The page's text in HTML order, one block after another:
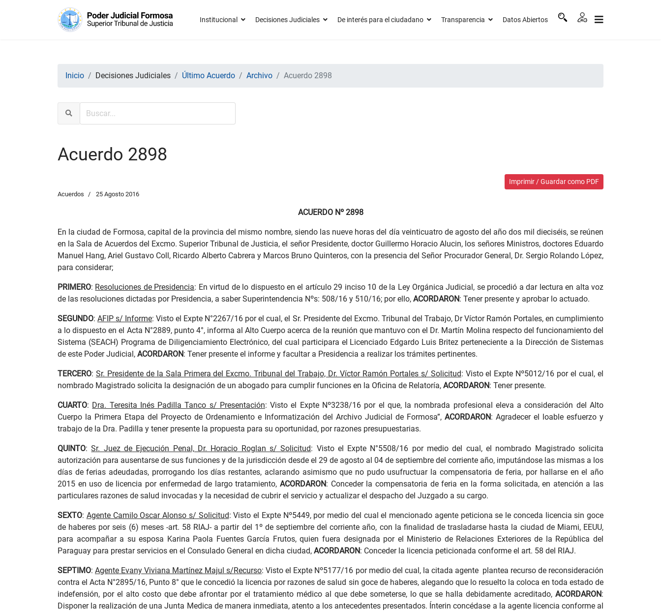
Institucional Decisiones Judiciales De interés para el ciudadano Transparencia Datos Abiertos
Inicio Decisiones Judiciales Último Acuerdo Archivo Acuerdo 2898
Acuerdo 2898
Imprimir / Guardar como PDF
Acuerdos 25 Agosto 2016
ACUERDO Nº 2898
En la ciudad de Formosa, capital de la provincia del mismo nombre, siendo las nueve horas del día veinticuatro de agosto del año dos mil dieciséis, se reúnen
en la Sala de Acuerdos del Excmo. Superior Tribunal de Justicia, el señor Presidente, doctor Guillermo Horacio Alucin, los señores Ministros, doctores Eduardo
Manuel Hang, Ariel Gustavo Coll, Ricardo Alberto Cabrera y Marcos Bruno Quinteros, con la presencia del Señor Procurador General, Dr. Sergio Rolando López,
para considerar;
PRIMERO: Resoluciones de Presidencia: En virtud de lo dispuesto en el artículo 29 inciso 10 de la Ley Orgánica Judicial, se procedió a dar lectura en alta voz
de las resoluciones dictadas por Presidencia, a saber Superintendencia Nºs: 508/16 y 510/16; por ello, ACORDARON: Tener presente y aprobar lo actuado.
SEGUNDO:AFIP s/ Informe: Visto el Expte N°2267/16 por el cual, el Sr. Presidente del Excmo. Tribunal del Trabajo, Dr Víctor Ramón Portales, en cumplimiento
a lo dispuesto en el Acta N°2889, punto 4°, informa al Alto Cuerpo acerca de la reunión que mantuvo con el Dr. Martín Molina respecto del funcionamiento del
Sistema (SEACH) Programa de Diligenciamiento Electrónico, del cual participara el Licenciado Edgardo Luis Britez perteneciente a la Dirección de Sistemas
de este Poder Judicial, ACORDARON: Tener presente el informe y facultar a Presidencia a realizar los trámites pertinentes.
TERCERO: Sr. Presidente de la Sala Primera del Excmo. Tribunal del Trabajo, Dr. Víctor Ramón Portales s/ Solicitud: Visto el Expte Nº5012/16 por el cual, el
nombrado Magistrado solicita la designación de un abogado para cumplir funciones en la Oficina de Relatoría, ACORDARON: Tener presente.
CUARTO: Dra. Teresita Inés Padilla Tanco s/ Presentación: Visto el Expte Nº3238/16 por el que, la nombrada profesional eleva a consideración del Alto
Cuerpo la Primera Etapa del Proyecto de Ordenamiento e Informatización del Archivo Judicial de Formosa”, ACORDARON: Agradecer el loable esfuerzo y
trabajo de la Dra. Padilla y tener presente la propuesta para su oportunidad, por razones presupuestarias.
QUINTO:Sr. Juez de Ejecución Penal, Dr. Horacio Roglan s/ Solicitud: Visto el Expte N°5508/16 por medio del cual, el nombrado Magistrado solicita
autorización para ausentarse de sus funciones y de la jurisdicción desde el 29 de agosto al 04 de septiembre del corriente año, imputándose las mismas a los
días de ferias adeudadas, prorrogando los días restantes, aclarando asimismo que no pudo usufructuar la compensatoria de feria, por hallarse en el año
2015 en uso de licencia por enfermedad de largo tratamiento,ACORDARON: Conceder la compensatoria de feria en la forma solicitada, en atención a las
particulares razones de salud invocadas y la necesidad de cubrir el servicio y actualizar el despacho del Juzgado a su cargo.
SEXTO: Agente Camilo Oscar Alonso s/ Solicitud: Visto el Expte Nº5449, por medio del cual el mencionado agente peticiona se le conceda licencia sin goce
de haberes por seis (6) meses -art. 58 RIAJ- a partir del 1º de septiembre del corriente año, con la finalidad de trasladarse hasta la ciudad de Miami, EEUU,
para acompañar a su esposa Karina Paola Fuentes García Frutos, quien fuera designada por el Ministerio de Relaciones Exteriores de la República del
Paraguay para prestar servicios en el Consulado General en dicha ciudad, ACORDARON: Conceder la licencia peticionada conforme el art. 58 del RIAJ.
SEPTIMO:Agente Evany Viviana Martínez Majul s/Recurso: Visto el Expte Nº5177/16 por medio del cual, la citada agente plantea recurso de reconsideración
contra el Acta N°2895/16, Punto 8° que le concedió la licencia por razones de salud sin goce de haberes, alegando que lo resuelto la coloca en toda estado de
indefensión, por el alto costo que debe afrontar por el tratamiento médico al que debe someterse, lo que se halla debidamente acreditado, ACORDARON:
Disponer la realización de una Junta Medica de manera inmediata, atento a los antecedentes presentados. Ínterin concédase a la agente licencia conforme al